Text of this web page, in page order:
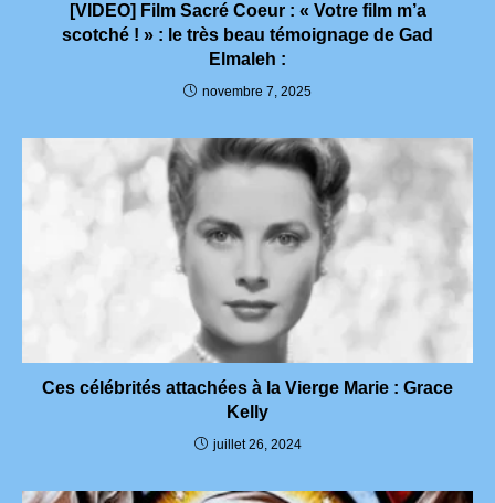
[VIDEO] Film Sacré Coeur : « Votre film m’a
scotché ! » : le très beau témoignage de Gad
Elmaleh :
novembre 7, 2025
Ces célébrités attachées à la Vierge Marie : Grace
Kelly
juillet 26, 2024